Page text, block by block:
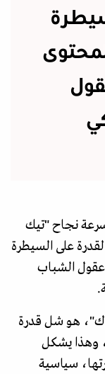
سرعة نجاح "تيك
على السيطرة
عقول الشباب
هو شل قدرة
وهذا يشكل
سياسية